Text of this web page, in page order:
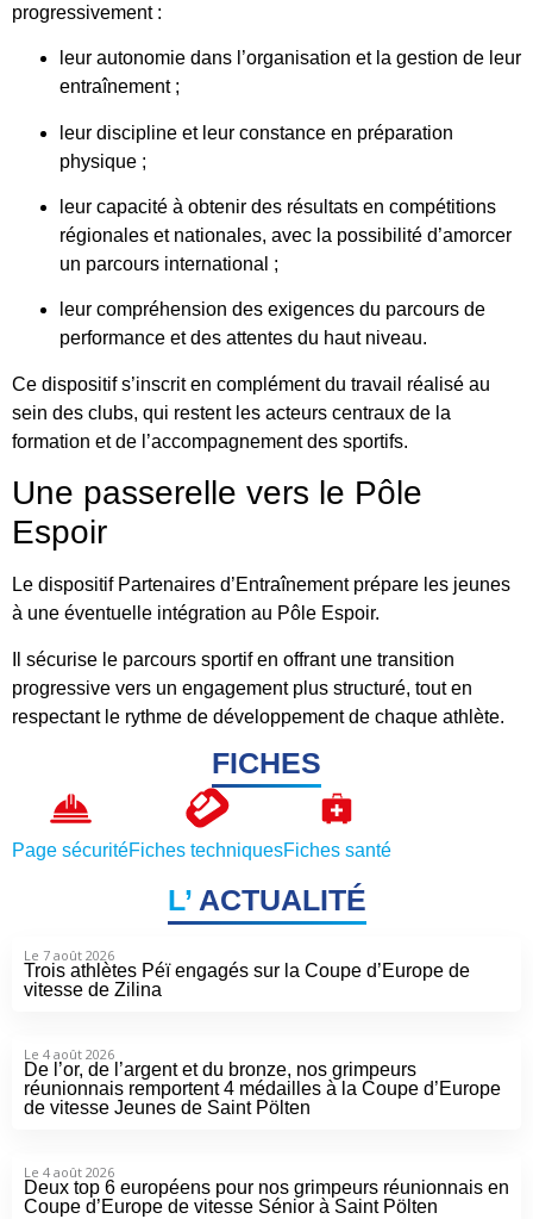
progressivement :
leur autonomie dans l’organisation et la gestion de leur
entraînement ;
leur discipline et leur constance en préparation
physique ;
leur capacité à obtenir des résultats en compétitions
régionales et nationales, avec la possibilité d’amorcer
un parcours international ;
leur compréhension des exigences du parcours de
performance et des attentes du haut niveau.
Ce dispositif s’inscrit en complément du travail réalisé au
sein des clubs, qui restent les acteurs centraux de la
formation et de l’accompagnement des sportifs.
Une passerelle vers le Pôle
Espoir
Le dispositif Partenaires d’Entraînement prépare les jeunes
à une éventuelle intégration au Pôle Espoir.
Il sécurise le parcours sportif en offrant une transition
progressive vers un engagement plus structuré, tout en
respectant le rythme de développement de chaque athlète.
FICHES
Page sécuritéFiches techniquesFiches santé
L’ACTUALITÉ
Le 7 août 2026
Trois athlètes Péï engagés sur la Coupe d’Europe de
vitesse de Zilina
Le 4 août 2026
De l’or, de l’argent et du bronze, nos grimpeurs
réunionnais remportent 4 médailles à la Coupe d’Europe
de vitesse Jeunes de Saint Pölten
Le 4 août 2026
Deux top 6 européens pour nos grimpeurs réunionnais en
Coupe d’Europe de vitesse Sénior à Saint Pölten